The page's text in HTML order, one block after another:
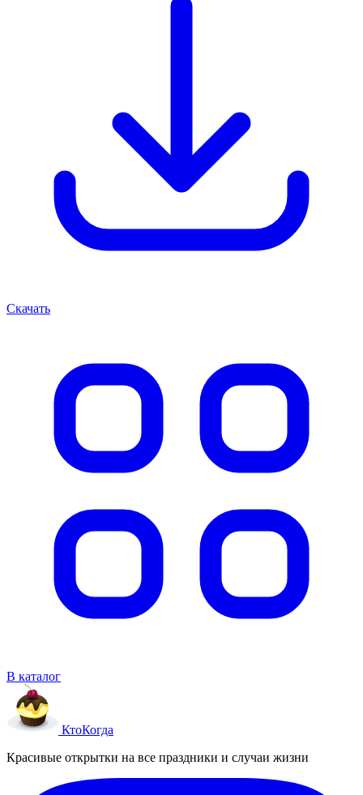
Скачать
В каталог
КтоКогда
Красивые открытки на все праздники и случаи жизни